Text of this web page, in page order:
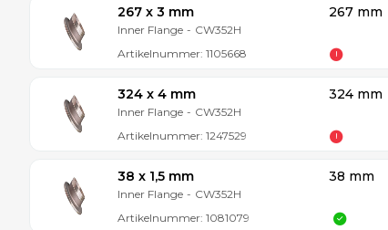
267 x 3 mm
Inner Flange - CW352H
Artikelnummer: 1105668
267 mm
324 x 4 mm
Inner Flange - CW352H
Artikelnummer: 1247529
324 mm
38 x 1,5 mm
Inner Flange - CW352H
Artikelnummer: 1081079
38 mm